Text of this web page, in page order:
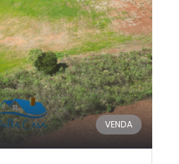
VENDA